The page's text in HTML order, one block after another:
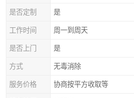
是否定制 是
工作时间 周一到周天
是否上门 是
方式 无毒消除
服务价格 协商按平方收取等